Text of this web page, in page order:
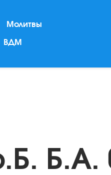
Молитвы
ВДМ
Б.А.